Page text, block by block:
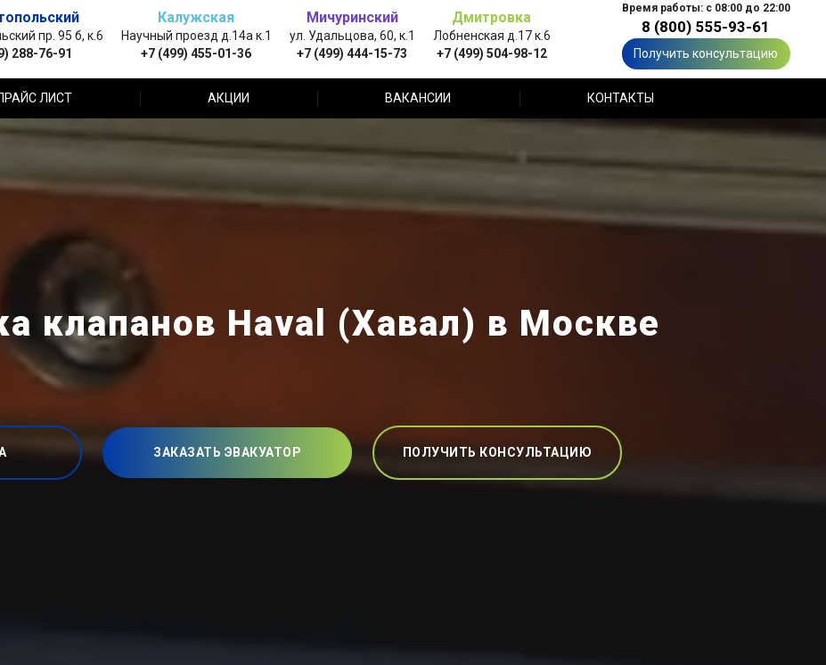
пр. 95 б, к.6
288-76-91
Калужская
Научный проезд д.14а к.1
+7 (499) 455-01-36
Мичуринский
ул. Удальцова, 60, к.1
+7 (499) 444-15-73
Дмитровка
Лобненская д.17 к.6
+7 (499) 504-98-12
Время работы: с 08:00 до 22:00
8 (800) 555-93-61
Получить консультацию
ЛИСТ АКЦИИ ВАКАНСИИ КОНТАКТЫ
клапанов Haval (Хавал) в Москве
ЗАКАЗАТЬ ЭВАКУАТОР ПОЛУЧИТЬ КОНСУЛЬТАЦИЮ